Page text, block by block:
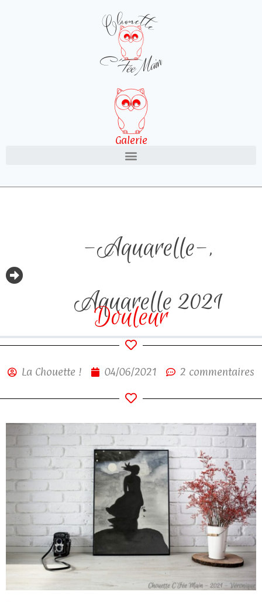
Galerie
-Aquarelle-,
Aquarelle 2021
Douleur
La Chouette ! 04/06/2021 2 commentaires